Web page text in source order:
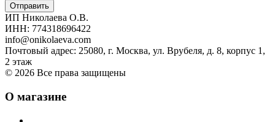
ИП Николаева О.В.
ИНН: 774318696422
info@onikolaeva.com
Почтовый адрес: 25080, г. Москва, ул. Врубеля, д. 8, корпус 1,
2 этаж
© 2026 Все права защищены
О магазине